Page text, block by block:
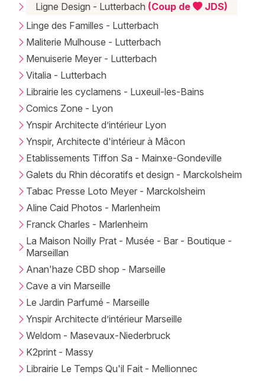
Ligne Design - Lutterbach (Coup de
JDS)
Linge des Familles - Lutterbach
Maliterie Mulhouse - Lutterbach
Menuiserie Meyer - Lutterbach
Vitalia - Lutterbach
Librairie les cyclamens - Luxeuil-les-Bains
Comics Zone - Lyon
Ynspir Architecte d’intérieur Lyon
Ynspir, Architecte d'intérieur à Mâcon
Etablissements Tiffon Sa - Mainxe-Gondeville
Galets du Rhin décoratifs et design - Marckolsheim
Tabac Presse Loto Meyer - Marckolsheim
Aline Caid Photos - Marlenheim
Franck Charles - Marlenheim
La Maison Noilly Prat - Musée - Bar - Boutique -
Marseillan
Anan'haze CBD shop - Marseille
Cave a vin Marseille
Le Jardin Parfumé - Marseille
Ynspir Architecte d’intérieur Marseille
Weldom - Masevaux-Niederbruck
K2print - Massy
Librairie Le Temps Qu'il Fait - Mellionnec